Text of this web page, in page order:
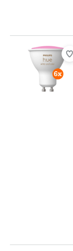
La note est de 9,5
s'ouvre dans un